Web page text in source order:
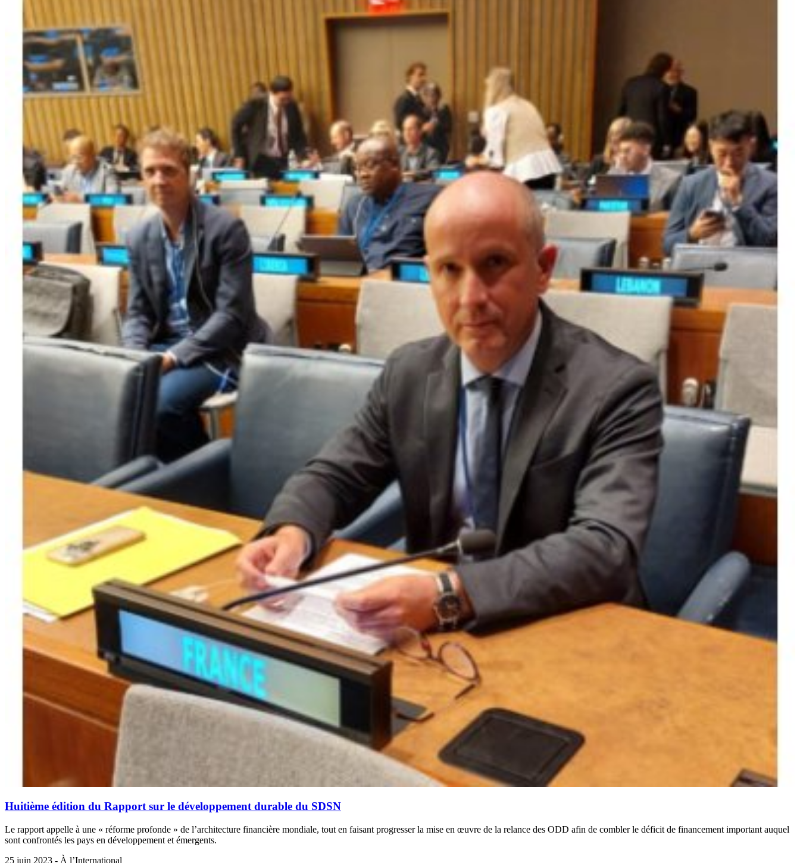
Huitième édition du Rapport sur le développement durable du SDSN
Le rapport appelle à une « réforme profonde » de l’architecture financière mondiale, tout en faisant progresser la mise en œuvre de la relance des ODD afin de combler le déficit de financement important auquel
sont confrontés les pays en développement et émergents.
25 juin 2023 - À l’International